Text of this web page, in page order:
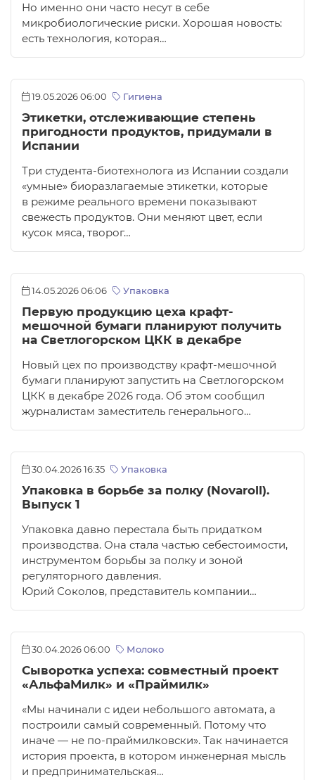
Но именно они часто несут в себе
микробиологические риски. Хорошая новость:
есть технология, которая…
19.05.2026 06:00 Гигиена
Этикетки, отслеживающие степень
пригодности продуктов, придумали в
Испании
Три студента-биотехнолога из Испании создали
«умные» биоразлагаемые этикетки, которые
в режиме реального времени показывают
свежесть продуктов. Они меняют цвет, если
кусок мяса, творог…
14.05.2026 06:06 Упаковка
Первую продукцию цеха крафт-
мешочной бумаги планируют получить
на Светлогорском ЦКК в декабре
Новый цех по производству крафт-мешочной
бумаги планируют запустить на Светлогорском
ЦКК в декабре 2026 года. Об этом сообщил
журналистам заместитель генерального…
30.04.2026 16:35 Упаковка
Упаковка в борьбе за полку (Novaroll).
Выпуск 1
Упаковка давно перестала быть придатком
производства. Она стала частью себестоимости,
инструментом борьбы за полку и зоной
регуляторного давления.
Юрий Соколов, представитель компании…
30.04.2026 06:00 Молоко
Сыворотка успеха: совместный проект
«АльфаМилк» и «Праймилк»
«Мы начинали с идеи небольшого автомата, а
построили самый современный. Потому что
иначе — не по-праймилковски». Так начинается
история проекта, в котором инженерная мысль
и предпринимательская…